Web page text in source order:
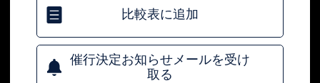
比較表に追加
催行決定お知らせメールを受け
取る